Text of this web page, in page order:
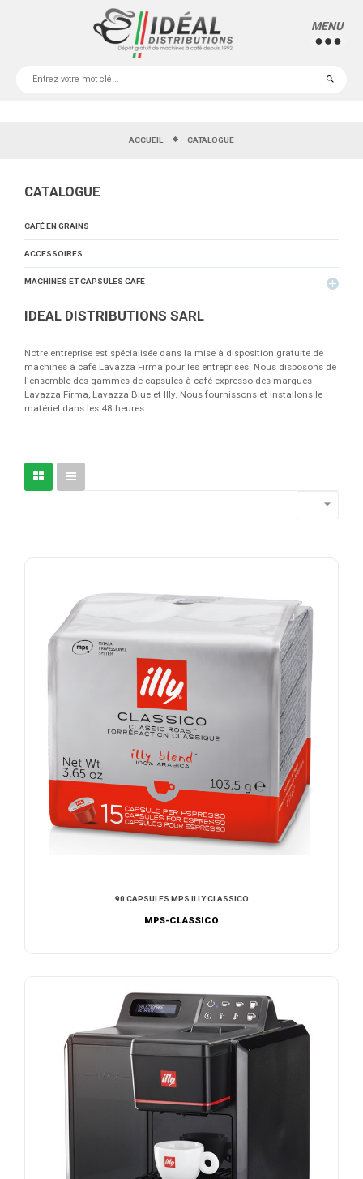
MENU
more_horiz
ACCUEIL CATALOGUE
CATALOGUE
CAFÉ EN GRAINS
ACCESSOIRES
MACHINES ET CAPSULES CAFÉ add
IDEAL DISTRIBUTIONS SARL
Notre entreprise est spécialisée dans la mise à disposition gratuite de
machines à café Lavazza Firma pour les entreprises. Nous disposons de
l'ensemble des gammes de capsules à café expresso des marques
Lavazza Firma, Lavazza Blue et Illy. Nous fournissons et installons le
matériel dans les 48 heures.

90 CAPSULES MPS ILLY CLASSICO
MPS-CLASSICO